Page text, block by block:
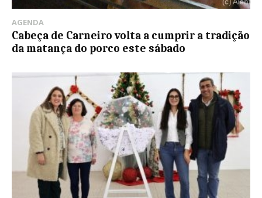
AGENDA
Cabeça de Carneiro volta a cumprir a tradição
da matança do porco este sábado